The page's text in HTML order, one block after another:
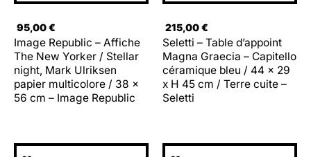
95,00€
Image Republic – Affiche
The New Yorker / Stellar
night, Mark Ulriksen
papier multicolore / 38 x
56 cm – Image Republic
215,00€
Seletti – Table d’appoint
Magna Graecia – Capitello
céramique bleu / 44 x 29
x H 45 cm / Terre cuite –
Seletti